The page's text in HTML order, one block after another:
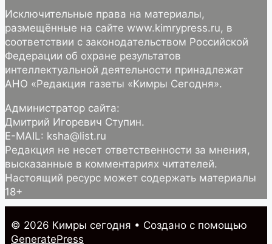
Исключительные права на материалы,
размещённые на сайте www.kimrypress.ru, в
соответствии с законодательством Российской
Федерации об охране результатов
интеллектуальной деятельности принадлежат
АНО «Редакция газеты «Кимры Сегодня».
Администратор сайта:
Дмитрий Игоревич Ступин.
E-MAIL: ksha@list.ru
Редакция не несет ответственности за мнения,
высказанные в комментариях читателей.
Настоящий ресурс может содержать материалы
18+
© 2026 Кимры cегодня • Создано с помощью
GeneratePress